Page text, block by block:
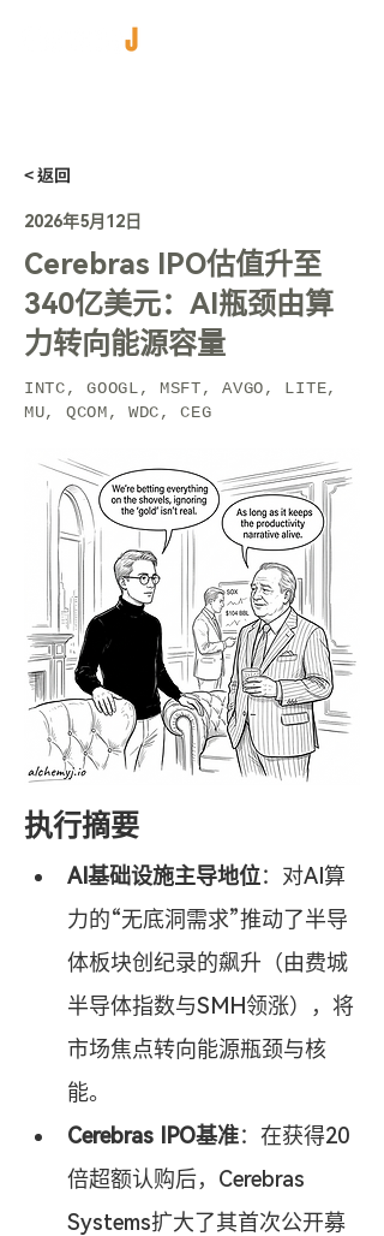
< 返回
2026年5月12日
Cerebras IPO估值升至
340亿美元：AI瓶颈由算
力转向能源容量
INTC, GOOGL, MSFT, AVGO, LITE,
MU, QCOM, WDC, CEG
执行摘要
AI基础设施主导地位：对AI算
力的“无底洞需求”推动了半导
体板块创纪录的飙升（由费城
半导体指数与SMH领涨），将
市场焦点转向能源瓶颈与核
能。
Cerebras IPO基准：在获得20
倍超额认购后，Cerebras
Systems扩大了其首次公开募